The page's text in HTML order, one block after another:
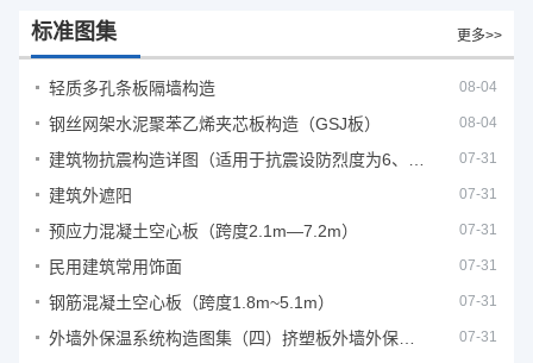
标准图集 更多>>
轻质多孔条板隔墙构造 08-04
钢丝网架水泥聚苯乙烯夹芯板构造（GSJ板） 08-04
07-31
建筑外遮阳 07-31
预应力混凝土空心板（跨度2.1m—7.2m） 07-31
民用建筑常用饰面 07-31
钢筋混凝土空心板（跨度1.8m~5.1m） 07-31
07-31